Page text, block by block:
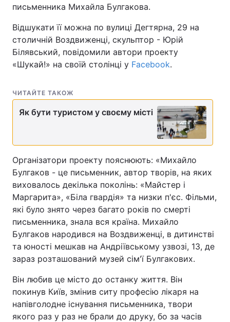
письменника Михайла Булгакова.
Відшукати її можна по вулиці Дегтярна, 29 на
столичній Воздвиженці, скульптор - Юрій
Білявський, повідомили автори проекту
«Шукай!» на своїй столінці у Facebook.
ЧИТАЙТЕ ТАКОЖ
Як бути туристом у своєму місті
Організатори проекту пояснюють: «Михайло
Булгаков - це письменник, автор творів, на яких
виховалось декілька поколінь: «Майстер і
Маргарита», «Біла гвардія» та низки п'єс. Фільми,
які було знято через багато років по смерті
письменника, знала вся країна. Михайло
Булгаков народився на Воздвиженці, в дитинстві
та юності мешкав на Андріївському узвозі, 13, де
зараз розташований музей сім'ї Булгакових.
Він любив це місто до останку життя. Він
покинув Київ, змінив ситу професію лікаря на
напівголодне існування письменника, твори
якого раз у раз не брали до друку, бо за часів